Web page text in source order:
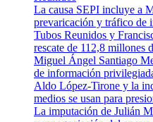
La causa SEPI incluye a
prevaricación y tráfico de
Tubos Reunidos y
rescate de 112,8 millones
Miguel Ángel Santiago
de información
Aldo López-Tirone y la
medios se usan para
La imputación de Julián